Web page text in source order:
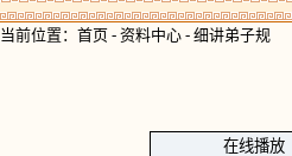
当前位置： 首页 - 资料中心 - 细讲弟子规
在线播放